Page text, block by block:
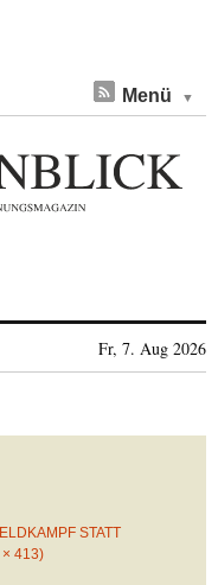
Menü
Fr, 7. Aug 2026
STATT
× 413)